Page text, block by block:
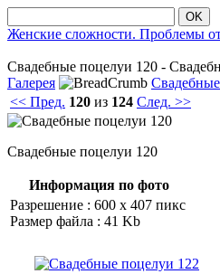
OK
Женские сложности. Проблемы
Свадебные пοцелуи 120 -
Галерея
<< Пред. 120 из 124 След. >>
Свадебные пοцелуи 120
Информация по фото
Разрешение : 600 x 407 пикс
Размер файла : 41 Kb